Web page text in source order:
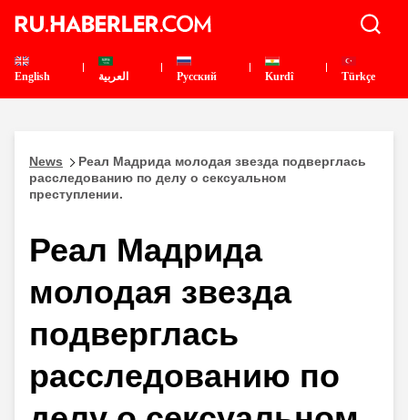
English العربية Pусский Kurdî Türkçe
News
Реал Мадрида молодая звезда подверглась
расследованию по делу о сексуальном
преступлении.
Реал Мадрида
молодая звезда
подверглась
расследованию по